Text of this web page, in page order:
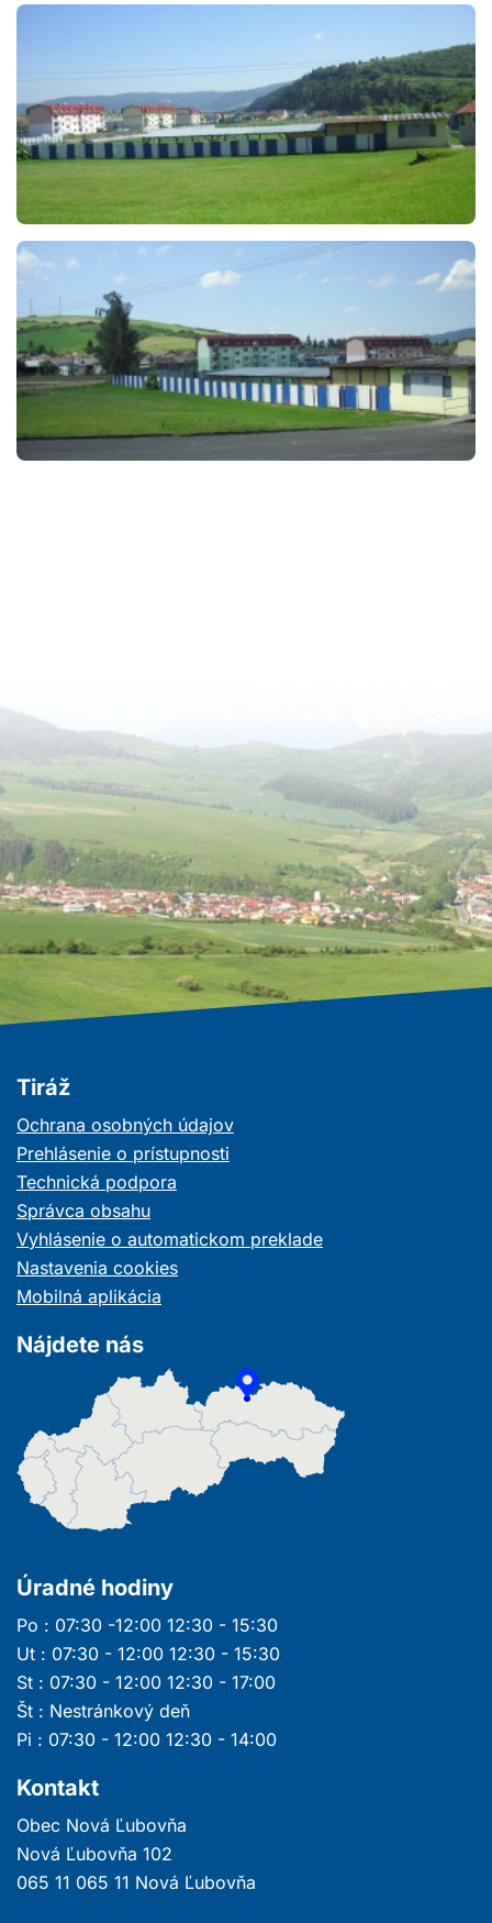
Tiráž
Ochrana osobných údajov
Prehlásenie o prístupnosti
Technická podpora
Správca obsahu
Vyhlásenie o automatickom preklade
Nastavenia cookies
Mobilná aplikácia
Nájdete nás
Úradné hodiny
Po : 07:30 -12:00 12:30 - 15:30
Ut : 07:30 - 12:00 12:30 - 15:30
St : 07:30 - 12:00 12:30 - 17:00
Št : Nestránkový deň
Pi : 07:30 - 12:00 12:30 - 14:00
Kontakt
Obec Nová Ľubovňa
Nová Ľubovňa 102
065 11 065 11 Nová Ľubovňa